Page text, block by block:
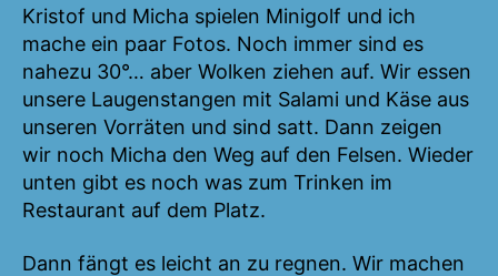
Kristof und Micha spielen Minigolf und ich
mache ein paar Fotos. Noch immer sind es
nahezu 30°… aber Wolken ziehen auf. Wir essen
unsere Laugenstangen mit Salami und Käse aus
unseren Vorräten und sind satt. Dann zeigen
wir noch Micha den Weg auf den Felsen. Wieder
unten gibt es noch was zum Trinken im
Restaurant auf dem Platz.
Dann fängt es leicht an zu regnen. Wir machen